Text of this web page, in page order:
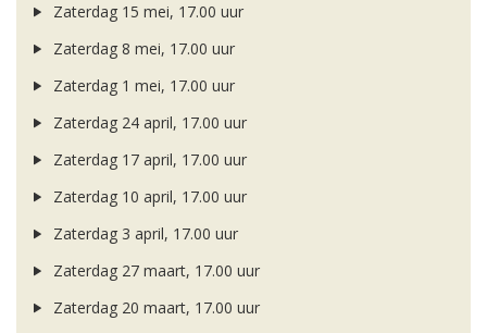
Zaterdag 15 mei, 17.00 uur
Zaterdag 8 mei, 17.00 uur
Zaterdag 1 mei, 17.00 uur
Zaterdag 24 april, 17.00 uur
Zaterdag 17 april, 17.00 uur
Zaterdag 10 april, 17.00 uur
Zaterdag 3 april, 17.00 uur
Zaterdag 27 maart, 17.00 uur
Zaterdag 20 maart, 17.00 uur